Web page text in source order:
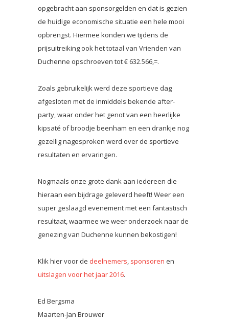
opgebracht aan sponsorgelden en dat is gezien
de huidige economische situatie een hele mooi
opbrengst. Hiermee konden we tijdens de
prijsuitreiking ook het totaal van Vrienden van
Duchenne opschroeven tot € 632.566,=.
Zoals gebruikelijk werd deze sportieve dag
afgesloten met de inmiddels bekende after-
party, waar onder het genot van een heerlijke
kipsaté of broodje beenham en een drankje nog
gezellig nagesproken werd over de sportieve
resultaten en ervaringen.
Nogmaals onze grote dank aan iedereen die
hieraan een bijdrage geleverd heeft! Weer een
super geslaagd evenement met een fantastisch
resultaat, waarmee we weer onderzoek naar de
genezing van Duchenne kunnen bekostigen!
Klik hier voor de deelnemers, sponsoren en
uitslagen voor het jaar 2016.
Ed Bergsma
Maarten-Jan Brouwer